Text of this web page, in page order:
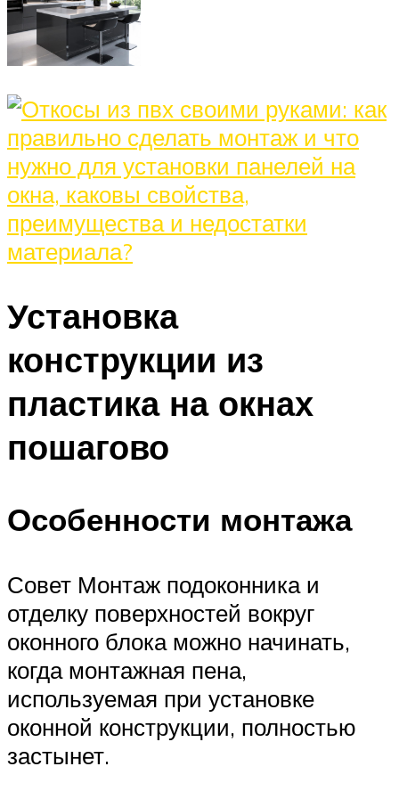
Установка
конструкции из
пластика на окнах
пошагово
Особенности монтажа
Совет Монтаж подоконника и
отделку поверхностей вокруг
оконного блока можно начинать,
когда монтажная пена,
используемая при установке
оконной конструкции, полностью
застынет.